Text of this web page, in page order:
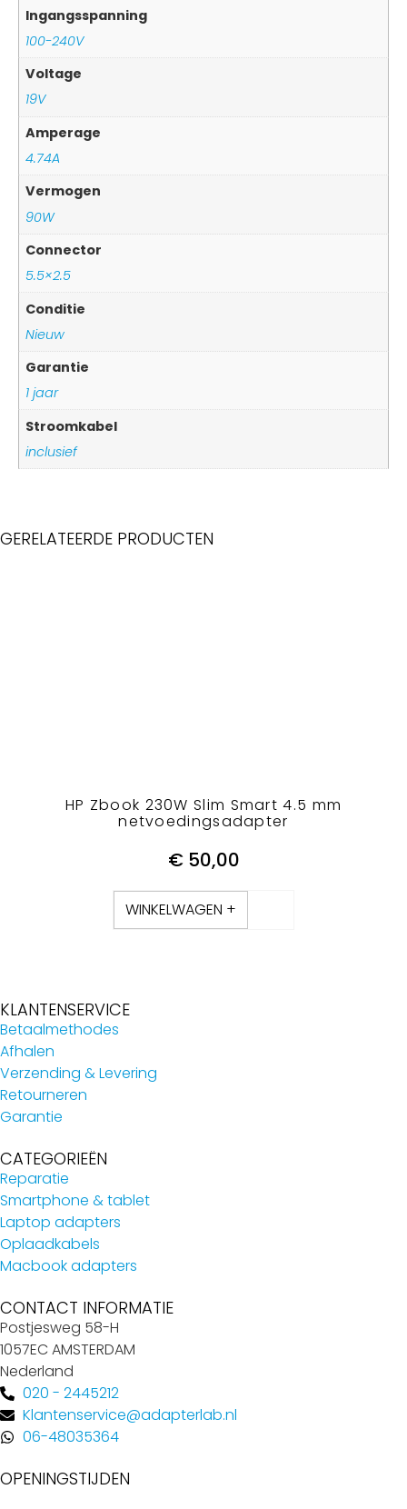
Ingangsspanning
100-240V
Voltage
19V
Amperage
4.74A
Vermogen
90W
Connector
5.5×2.5
Conditie
Nieuw
Garantie
1 jaar
Stroomkabel
inclusief
GERELATEERDE PRODUCTEN
HP Zbook 230W Slim Smart 4.5 mm
netvoedingsadapter
€50,00
WINKELWAGEN +
KLANTENSERVICE
Betaalmethodes
Afhalen
Verzending & Levering
Retourneren
Garantie
CATEGORIEËN
Reparatie
Smartphone & tablet
Laptop adapters
Oplaadkabels
Macbook adapters
CONTACT INFORMATIE
Postjesweg 58-H
1057EC AMSTERDAM
Nederland
020 - 2445212
Klantenservice@adapterlab.nl
06-48035364
OPENINGSTIJDEN